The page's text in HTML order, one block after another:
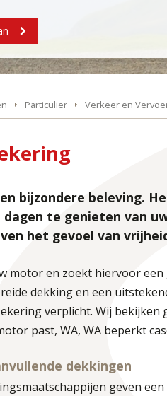
Particulier Verkeer en
bijzondere beleving.
te genieten van
het gevoel van
motor en zoekt hiervoor
dekking en een
verplicht. Wij
past, WA, WA beperkt
dekkingen
geven